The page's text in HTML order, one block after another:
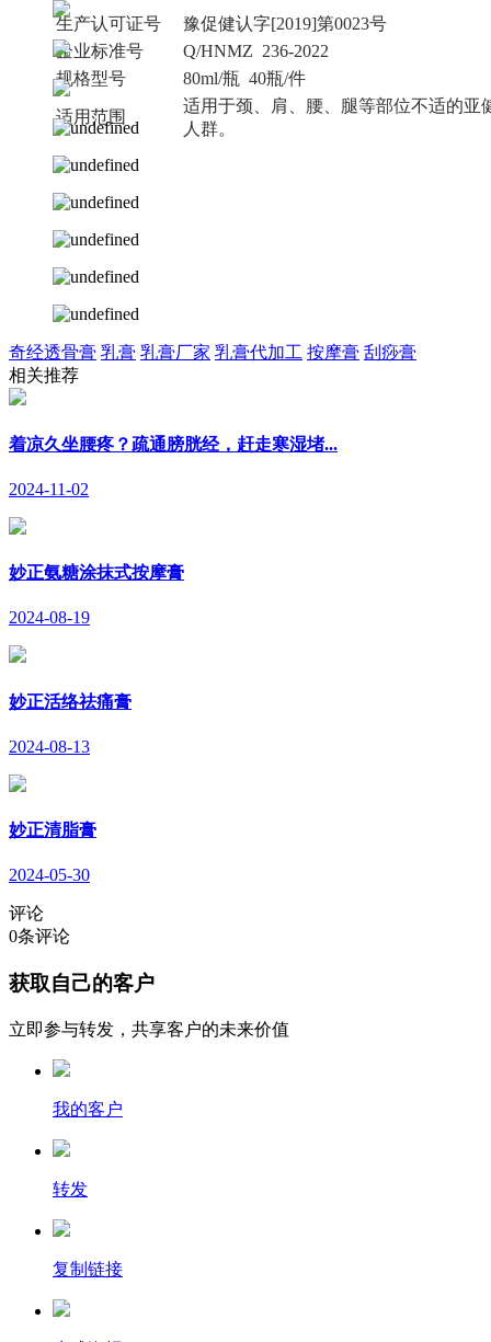
生产认可证号
豫促健认字[2019]第0023号
企业标准号
Q/HNMZ 236-2022
规格型号
80ml/瓶 40瓶/件
适用范围
适用于颈、肩、腰、腿等部位不适的亚
人群。
奇经透骨膏 乳膏 乳膏厂家 乳膏代加工 按摩膏 刮痧膏
相关推荐
着凉久坐腰疼？疏通膀胱经，赶走寒湿堵...
2024-11-02
妙正氨糖涂抹式按摩膏
2024-08-19
妙正活络祛痛膏
2024-08-13
妙正清脂膏
2024-05-30
评论
0条评论
获取自己的客户
立即参与转发，共享客户的未来价值
我的客户
转发
复制链接